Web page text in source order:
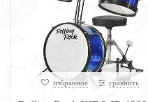
избранное сравнить